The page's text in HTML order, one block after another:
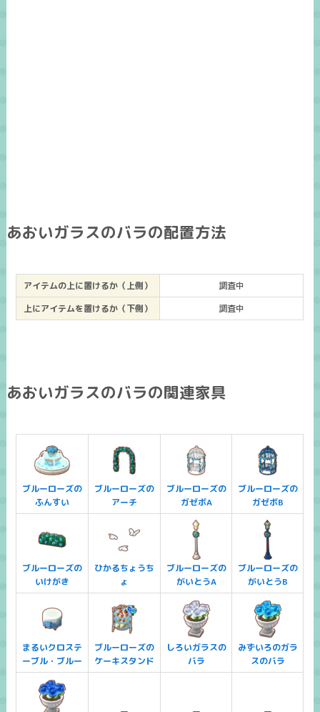
あおいガラスのバラの配置方法
アイテムの上に置けるか（上側）
調査中
上にアイテムを置けるか（下側）
調査中
あおいガラスのバラの関連家具
ブルーローズの
ふんすい
ブルーローズの
アーチ
ブルーローズの
ガゼボA
ブルーローズの
ガゼボB
ブルーローズの
いけがき
ひかるちょうち
ょ
ブルーローズの
がいとうA
ブルーローズの
がいとうB
まるいクロステ
ーブル・ブルー
ブルーローズの
ケーキスタンド
しろいガラスの
バラ
みずいろのガラ
スのバラ